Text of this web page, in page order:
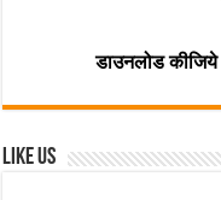
डाउनलोड
Like Us